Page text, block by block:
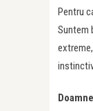
Pentru
Suntem